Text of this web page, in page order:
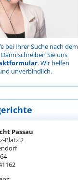
bei Ihrer Suche nach dem
schreiben Sie uns
. Wir helfen
unverbindlich.
Passau
Platz 2